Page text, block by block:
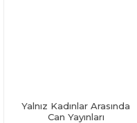
Yalnız Kadınlar Arasında
Can Yayınları